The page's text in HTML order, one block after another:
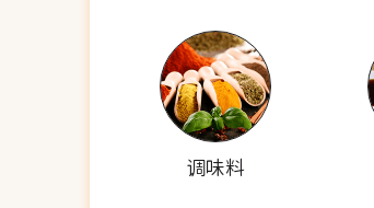
调味料